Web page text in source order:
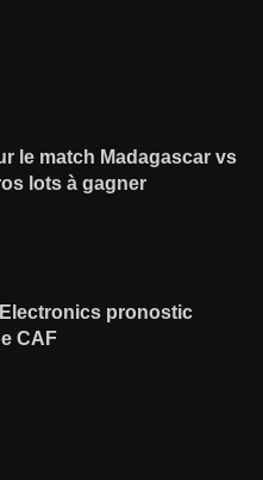
le match Madagascar vs
lots à gagner
Electronics pronostic
CAF